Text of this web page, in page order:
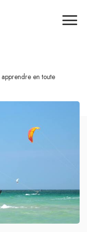
en toute